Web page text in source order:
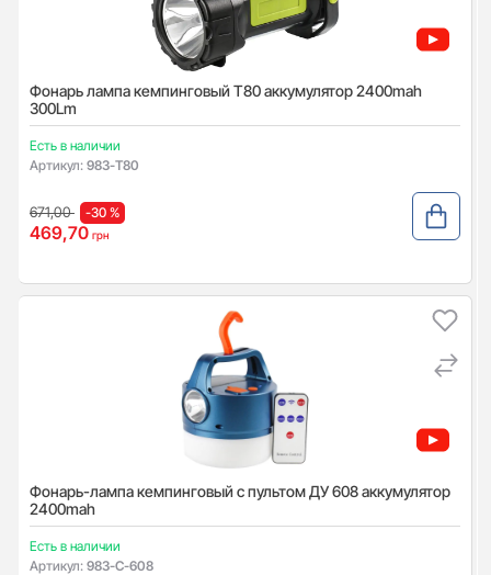
Фонарь лампа кемпинговый T80 аккумулятор 2400mah
300Lm
Есть в наличии
Артикул: 983-T80
671,00 -30 %
469,70 грн
Фонарь-лампа кемпинговый c пультом ДУ 608 аккумулятор
2400mah
Есть в наличии
Артикул: 983-C-608